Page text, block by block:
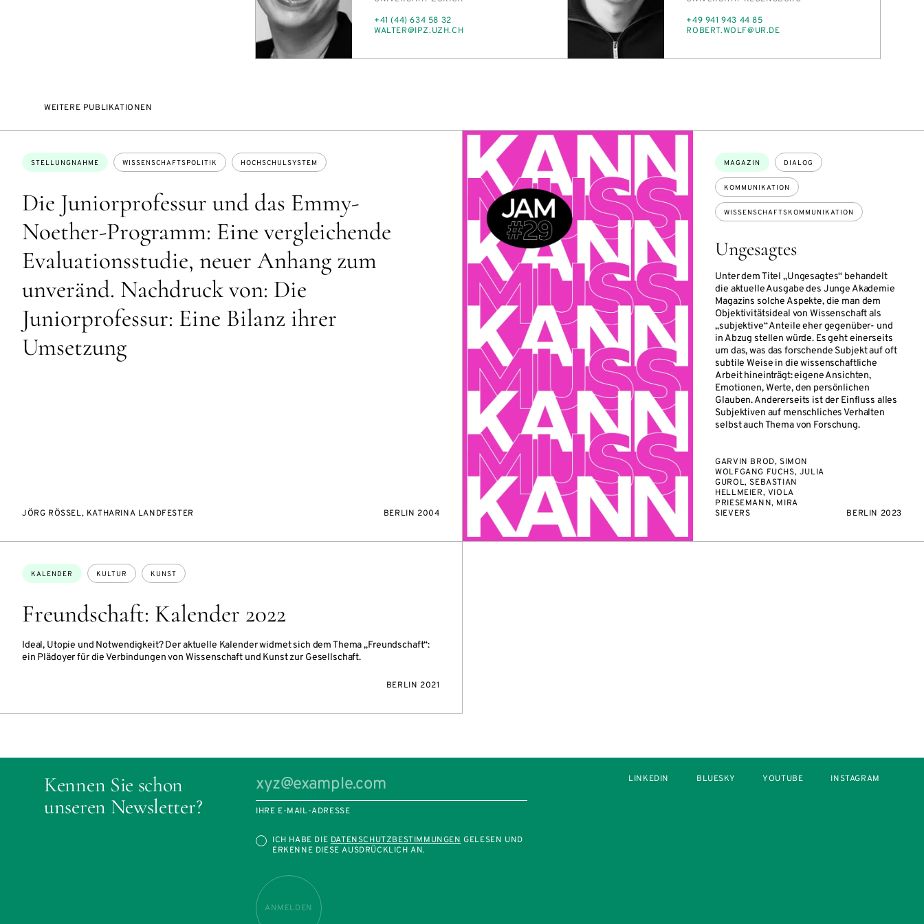
TELEFON
+41 (44) 634 58 32
E-
WAL­TER@IPZ.UZH.CH
TELEFON
+49 941 943 44 85
E-
RO­BERT.WOLF@UR.DE
WEITERE PUBLIKATIONEN
Die Juniorprofessur und das Emmy-
Noether-Programm: Eine vergleichende
Evaluationsstudie, neuer Anhang zum
unveränd. Nachdruck von: Die
Juniorprofessur: Eine Bilanz ihrer
Umsetzung
Themen:
STELLUNGNAHME WISSENSCHAFTSPOLITIK HOCHSCHULSYSTEM
JÖRG RÖSSEL, KATHARINA LANDFESTER BERLIN 2004
Ungesagtes
Unter dem Titel „Ungesagtes“ behandelt
die aktuelle Ausgabe des Junge Akademie
Magazins solche Aspekte, die man dem
Objektivitätsideal von Wissenschaft als
„subjektive“ Anteile eher gegenüber- und
in Abzug stellen würde. Es geht einerseits
um das, was das forschende Subjekt auf oft
subtile Weise in die wissenschaftliche
Arbeit hineinträgt: eigene Ansichten,
Emotionen, Werte, den persönlichen
Glauben. Andererseits ist der Einfluss alles
Subjektiven auf menschliches Verhalten
selbst auch Thema von Forschung.
Themen:
MAGAZIN DIALOG
KOMMUNIKATION
WISSENSCHAFTSKOMMUNIKATION
GARVIN BROD, SIMON
WOLFGANG FUCHS, JULIA
GUROL, SEBASTIAN
HELLMEIER, VIOLA
PRIESEMANN, MIRA
SIEVERS
BERLIN 2023
Freundschaft: Kalender 2022
Ideal, Utopie und Notwendigkeit? Der aktuelle Kalender widmet sich dem Thema „Freundschaft“:
ein Plädoyer für die Verbindungen von Wissenschaft und Kunst zur Gesellschaft.
Themen:
KALENDER KULTUR KUNST
BERLIN 2021
Kennen Sie schon
unseren Newsletter?
IHRE E-MAIL-ADRESSE
ICH HABE DIEDATENSCHUTZBESTIMMUNGENGELESEN UND
ERKENNE DIESE AUSDRÜCKLICH AN.
ANMELDEN
LINKEDIN BLUESKY YOUTUBE INSTAGRAM